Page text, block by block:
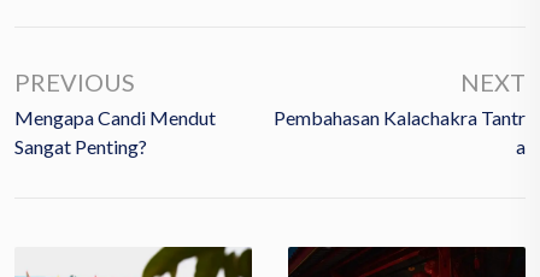
PREVIOUS
Mengapa Candi Mendut
Sangat Penting?
NEXT
Pembahasan Kalachakra Tantr
A